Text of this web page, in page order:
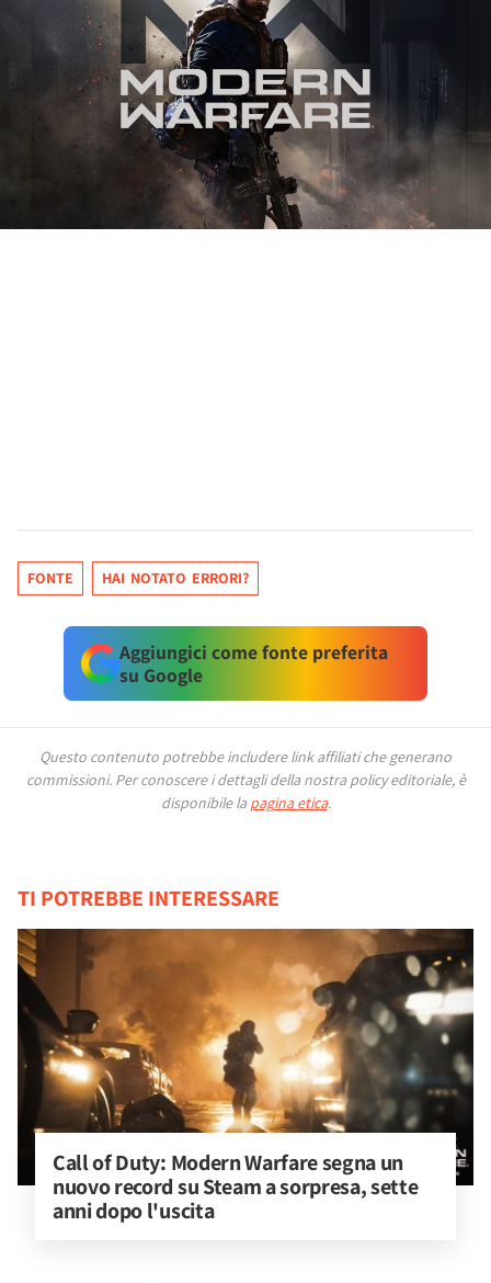
FONTE HAI NOTATO ERRORI?
Aggiungici come fonte preferita
su Google
Questo contenuto potrebbe includere link affiliati che generano
commissioni. Per conoscere i dettagli della nostra policy editoriale, è
disponibile la pagina etica.
TI POTREBBE INTERESSARE
Call of Duty: Modern Warfare segna un
nuovo record su Steam a sorpresa, sette
anni dopo l'uscita